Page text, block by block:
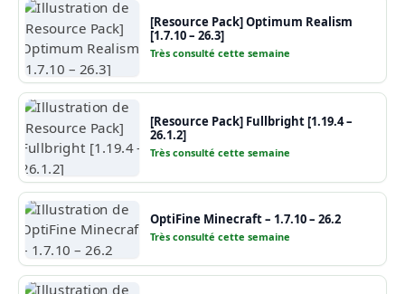
[Resource Pack] Optimum Realism
[1.7.10 – 26.3]
Très consulté cette semaine
[Resource Pack] Fullbright [1.19.4 –
26.1.2]
Très consulté cette semaine
OptiFine Minecraft – 1.7.10 – 26.2
Très consulté cette semaine